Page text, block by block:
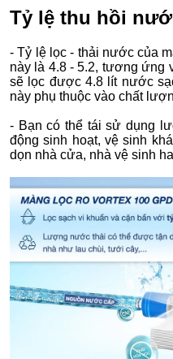
Tỷ lệ thu hồi
- Tỷ lệ lọc - thải nước của
này là 4.8 - 5.2, tương ứng
sẽ lọc được 4.8 lít nước
này phụ thuộc vào chất
- Bạn có thể tái sử dụng
động sinh hoạt, vệ sinh
dọn nhà cửa, nhà vệ sinh